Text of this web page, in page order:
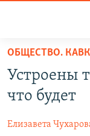
доступа
Вернуться
основному
ПОДКАСТЫ
АВТОРСКИЕ
ЦИТАТЫ
ОБЩЕСТВО.
Устроены
что будет
Елизавета